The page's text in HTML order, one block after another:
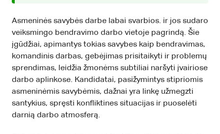
Asmeninės savybės darbe labai svarbios. ir jos sudaro
veiksmingo bendravimo darbo vietoje pagrindą. Šie
įgūdžiai, apimantys tokias savybes kaip bendravimas,
komandinis darbas, gebėjimas prisitaikyti ir problemų
sprendimas, leidžia žmonėms subtiliai naršyti įvairiose
darbo aplinkose. Kandidatai, pasižymintys stipriomis
asmeninėmis savybėmis, dažnai yra linkę užmegzti
santykius, spręsti konfliktines situacijas ir puoselėti
darnią darbo atmosferą.